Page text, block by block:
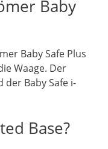
Baby
Baby Safe Plus
Waage. Der
der Baby Safe i-
Base?